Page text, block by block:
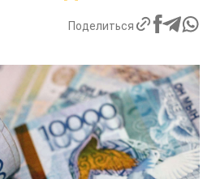
Поделиться